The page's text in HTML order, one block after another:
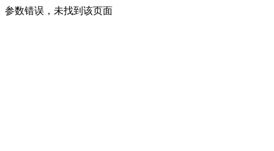
参数错误，未找到该页面